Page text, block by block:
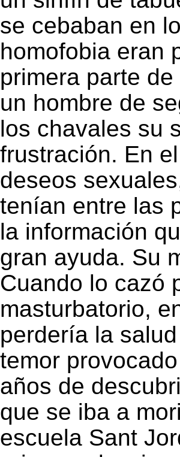
se cebaban en
homofobia eran
primera parte
un hombre de
los chavales su
frustración. En
deseos
tenían entre las
la información
gran ayuda. Su
Cuando lo cazó
masturbatorio,
perdería la
temor
años de
que se iba a
escuela Sant